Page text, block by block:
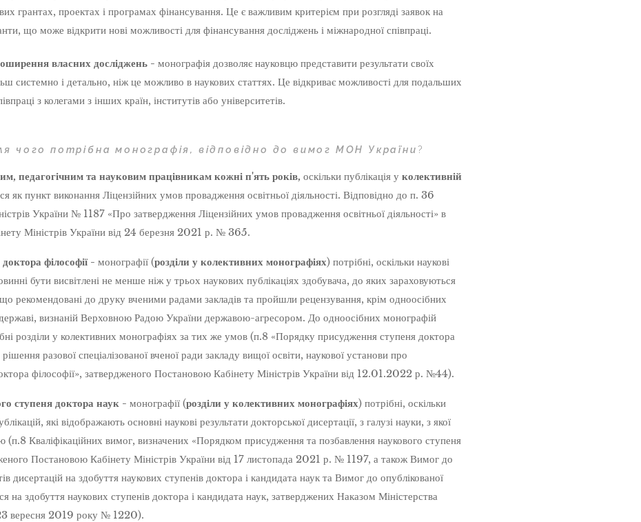
грантах, проектах і програмах фінансування. Це є важливим критерієм при розгляді заявок на
що може відкрити нові можливості для фінансування досліджень і міжнародної співпраці.
власних досліджень - монографія дозволяє науковцю представити результати своїх
системно і детально, ніж це можливо в наукових статтях. Це відкриває можливості для подальших
з колегами з інших країн, інститутів або університетів.
чого потрібна монографія, відповідно до вимог МОН України?
педагогічним та науковим працівникам кожні п'ять років, оскільки публікація у колективній
як пункт виконання Ліцензійних умов провадження освітньої діяльності. Відповідно до п. 36
України № 1187 «Про затвердження Ліцензійних умов провадження освітньої діяльності» в
Міністрів України від 24 березня 2021 р. № 365.
філософії - монографії (розділи у колективних монографіях) потрібні, оскільки наукові
бути висвітлені не менше ніж у трьох наукових публікаціях здобувача, до яких зараховуються
рекомендовані до друку вченими радами закладів та пройшли рецензування, крім одноосібних
визнаній Верховною Радою України державою-агресором. До одноосібних монографій
розділи у колективних монографіях за тих же умов (п.8 «Порядку присудження ступеня доктора
разової спеціалізованої вченої ради закладу вищої освіти, наукової установи про
філософії», затвердженого Постановою Кабінету Міністрів України від 12.01.2022 р. №44).
ступеня доктора наук - монографії (розділи у колективних монографіях) потрібні, оскільки
які відображають основні наукові результати докторської дисертації, з галузі науки, з якої
(п.8 Кваліфікаційних вимог, визначених «Порядком присудження та позбавлення наукового ступеня
Постановою Кабінету Міністрів України від 17 листопада 2021 р. № 1197, а також Вимог до
дисертацій на здобуття наукових ступенів доктора і кандидата наук та Вимог до опублікованої
на здобуття наукових ступенів доктора і кандидата наук, затверджених Наказом Міністерства
23 вересня 2019 року № 1220).